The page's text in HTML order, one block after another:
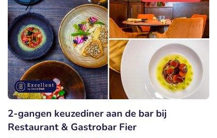
2-gangen keuzediner aan de bar bij
Restaurant & Gastrobar Fier